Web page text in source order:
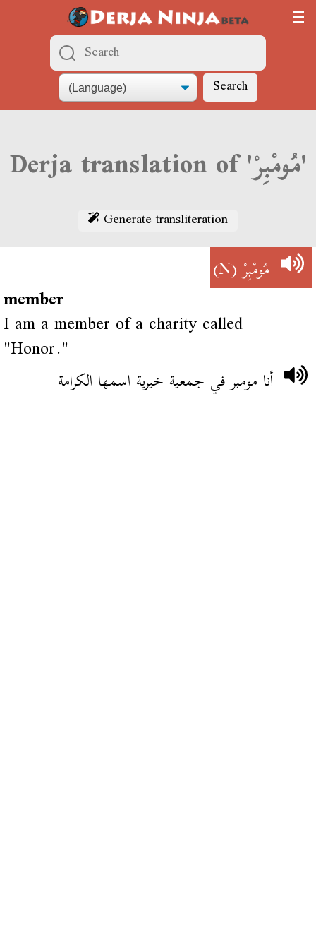
Search
Derja translation of 'مُومْبِرْ'
Generate transliteration
مُومْبِرْ(N)
member
I am a member of a charity called
"Honor."
أنا مومبر في جمعية خيرية اسمها الكرامة